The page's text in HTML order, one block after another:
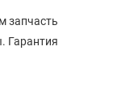
запчасть
Гарантия